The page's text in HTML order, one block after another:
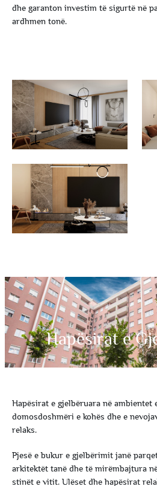
dhe garanton investim të sigurtë në
ardhmen tonë.
Hapësirat e
Hapësirat e gjelbëruara në ambientet
domosdoshmëri e kohës dhe e
relaks.
Pjesë e bukur e gjelbërimit janë
arkitektët tanë dhe të mirëmbajtura
stinët e vitit. Ulëset dhe hapësirat